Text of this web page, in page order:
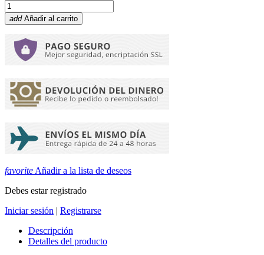
add Añadir al carrito
favorite Añadir a la lista de deseos
Debes estar registrado
Iniciar sesión | Registrarse
Descripción
Detalles del producto